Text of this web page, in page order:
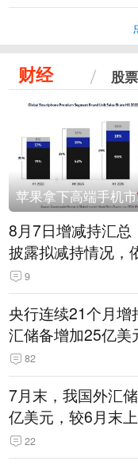
财经 股票
8月7日增减持汇总
披露拟减持情况，
微拟增持（表）
9
央行连续21个月增
汇储备增加25亿美
82
7月末，我国外汇
亿美元，较6月末
升幅为0.07%
22